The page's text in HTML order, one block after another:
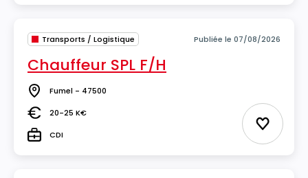
Transports / Logistique Publiée le 07/08/2026
Chauffeur SPL F/H
Lieu Fumel - 47500
Salaire20-25 K€
TypeCDI Ajouter